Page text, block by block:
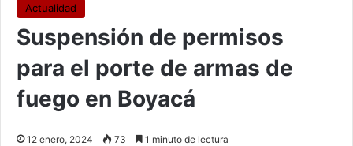
Actualidad
Suspensión de permisos
para el porte de armas de
fuego en Boyacá
12 enero, 2024 73 1 minuto de lectura